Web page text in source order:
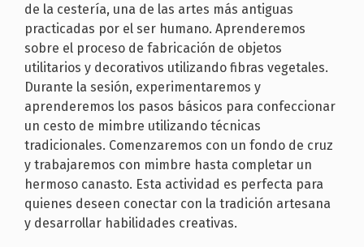
de la cestería, una de las artes más antiguas
practicadas por el ser humano. Aprenderemos
sobre el proceso de fabricación de objetos
utilitarios y decorativos utilizando fibras vegetales.
Durante la sesión, experimentaremos y
aprenderemos los pasos básicos para confeccionar
un cesto de mimbre utilizando técnicas
tradicionales. Comenzaremos con un fondo de cruz
y trabajaremos con mimbre hasta completar un
hermoso canasto. Esta actividad es perfecta para
quienes deseen conectar con la tradición artesana
y desarrollar habilidades creativas.